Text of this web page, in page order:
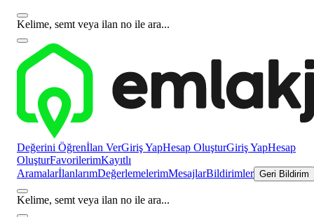
Kelime, semt veya ilan no ile ara...
Değerini Öğrenİlan VerGiriş YapHesap OluşturGiriş YapHesap
OluşturFavorilerimKayıtlı
AramalarİlanlarımDeğerlemelerimMesajlarBildirimler Geri Bildirim
Kelime, semt veya ilan no ile ara...